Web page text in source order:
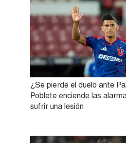
¿Se pierde el duelo ante
Poblete enciende las
sufrir una lesión